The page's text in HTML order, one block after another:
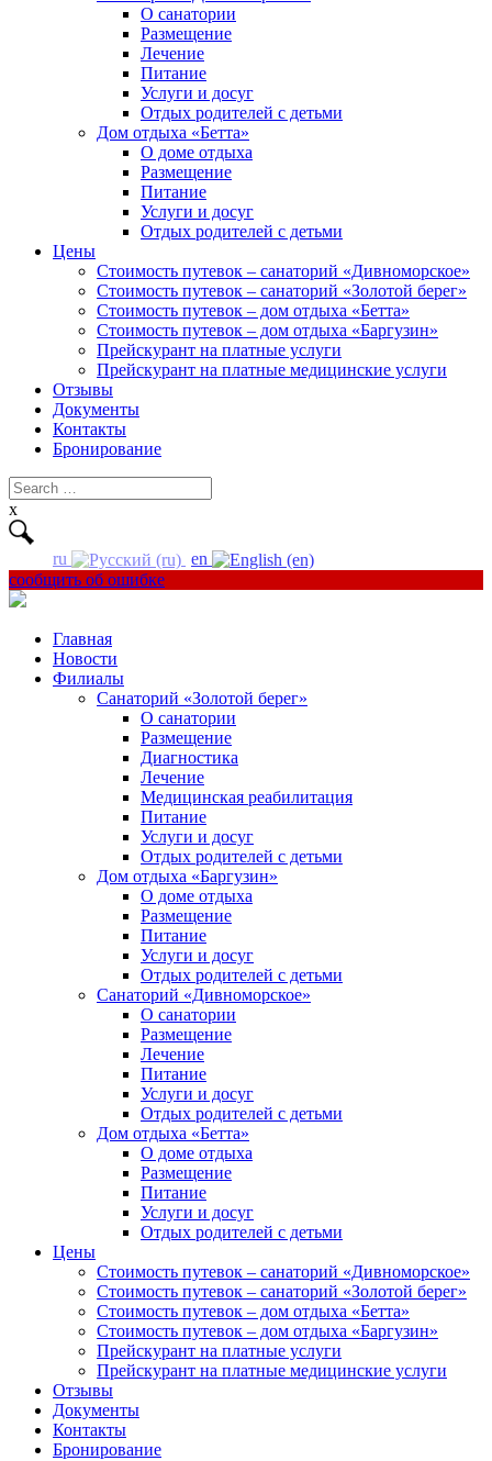
О санатории
Размещение
Лечение
Питание
Услуги и досуг
Отдых родителей с детьми
Дом отдыха «Бетта»
О доме отдыха
Размещение
Питание
Услуги и досуг
Отдых родителей с детьми
Цены
Стоимость путевок – санаторий «Дивноморское»
Стоимость путевок – санаторий «Золотой берег»
Стоимость путевок – дом отдыха «Бетта»
Стоимость путевок – дом отдыха «Баргузин»
Прейскурант на платные услуги
Прейскурант на платные медицинские услуги
Отзывы
Документы
Контакты
Бронирование
Search
for:
x
ru
en
сообщить об ошибке
Главная
Новости
Филиалы
Санаторий «Золотой берег»
О санатории
Размещение
Диагностика
Лечение
Медицинская реабилитация
Питание
Услуги и досуг
Отдых родителей с детьми
Дом отдыха «Баргузин»
О доме отдыха
Размещение
Питание
Услуги и досуг
Отдых родителей с детьми
Санаторий «Дивноморское»
О санатории
Размещение
Лечение
Питание
Услуги и досуг
Отдых родителей с детьми
Дом отдыха «Бетта»
О доме отдыха
Размещение
Питание
Услуги и досуг
Отдых родителей с детьми
Цены
Стоимость путевок – санаторий «Дивноморское»
Стоимость путевок – санаторий «Золотой берег»
Стоимость путевок – дом отдыха «Бетта»
Стоимость путевок – дом отдыха «Баргузин»
Прейскурант на платные услуги
Прейскурант на платные медицинские услуги
Отзывы
Документы
Контакты
Бронирование